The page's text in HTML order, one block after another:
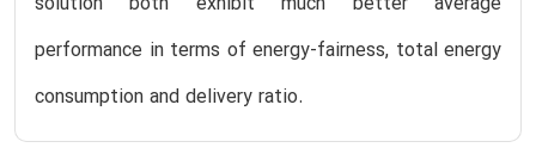
performance in terms of energy-fairness, total energy
consumption and delivery ratio.